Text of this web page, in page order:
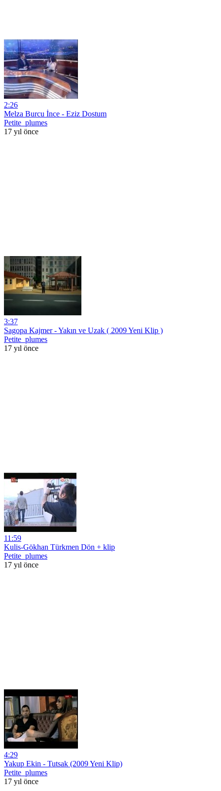
2:26
Melza Burcu İnce - Eziz Dostum
Petite_plumes
17 yıl önce
3:37
Sagopa Kajmer - Yakın ve Uzak ( 2009 Yeni Klip )
Petite_plumes
17 yıl önce
11:59
Kulis-Gökhan Türkmen Dön + klip
Petite_plumes
17 yıl önce
4:29
Yakup Ekin - Tutsak (2009 Yeni Klip)
Petite_plumes
17 yıl önce